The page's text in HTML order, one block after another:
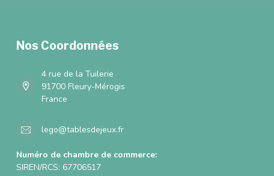
Nos Coordonnées
4 rue de la Tuilerie
91700 Fleury-Mérogis
France
lego@tablesdejeux.fr
Numéro de chambre de commerce:
SIREN/RCS: 67706517